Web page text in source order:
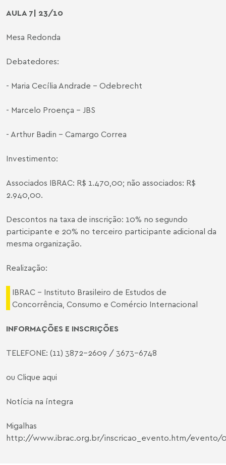
AULA 7| 23/10
Mesa Redonda
Debatedores:
- Maria Cecília Andrade - Odebrecht
- Marcelo Proença - JBS
- Arthur Badin - Camargo Correa
Investimento:
Associados IBRAC: R$ 1.470,00; não associados: R$
2.940,00.
Descontos na taxa de inscrição: 10% no segundo
participante e 20% no terceiro participante adicional da
mesma organização.
Realização:
IBRAC - Instituto Brasileiro de Estudos de
Concorrência, Consumo e Comércio Internacional
INFORMAÇÕES E INSCRIÇÕES
TELEFONE: (11) 3872-2609 / 3673-6748
ou Clique aqui
Notícia na íntegra
Migalhas
http://www.ibrac.org.br/inscricao_evento.htm/evento/